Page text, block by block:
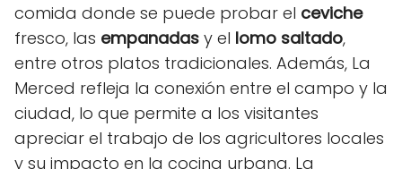
comida donde se puede probar el ceviche
fresco, las empanadas y el lomo saltado,
entre otros platos tradicionales. Además, La
Merced refleja la conexión entre el campo y la
ciudad, lo que permite a los visitantes
apreciar el trabajo de los agricultores locales
y su impacto en la cocina urbana. La